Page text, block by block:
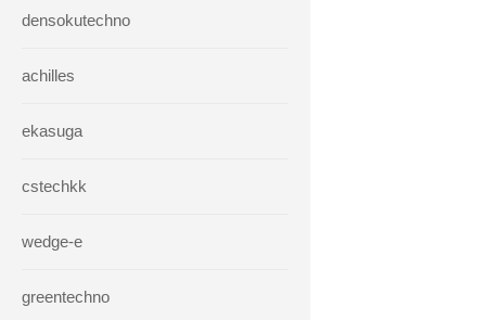
densokutechno
achilles
ekasuga
cstechkk
wedge-e
greentechno